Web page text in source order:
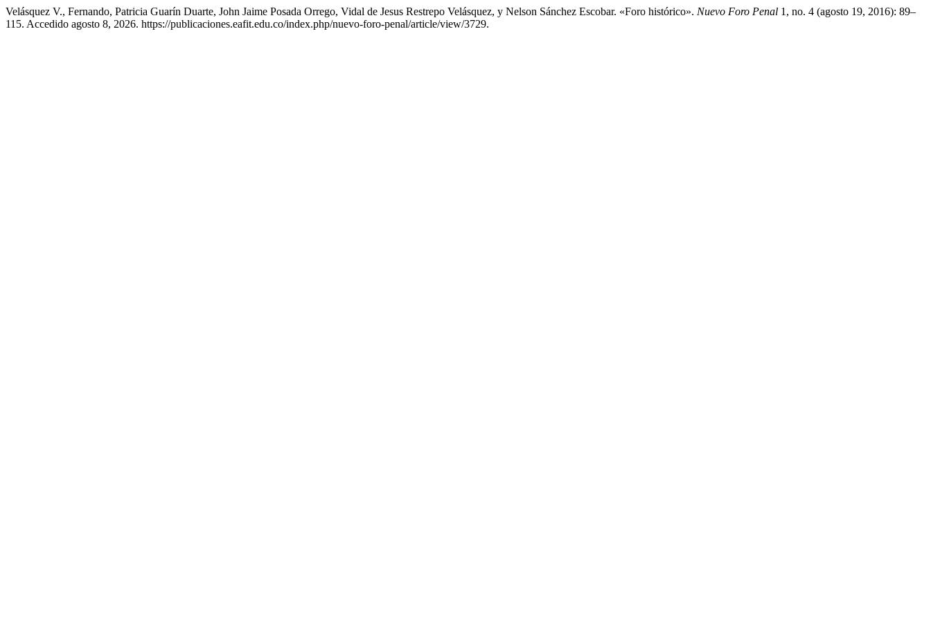
Velásquez V., Fernando, Patricia Guarín Duarte, John Jaime Posada Orrego, Vidal de Jesus Restrepo Velásquez, y Nelson Sánchez Escobar. «Foro histórico». Nuevo Foro Penal 1, no. 4 (agosto 19, 2016): 89–
115. Accedido agosto 8, 2026. https://publicaciones.eafit.edu.co/index.php/nuevo-foro-penal/article/view/3729.